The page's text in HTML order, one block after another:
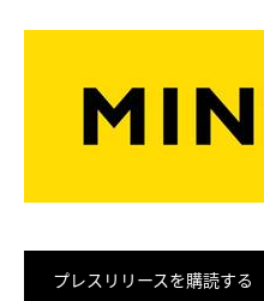
プレスリリースを購読する